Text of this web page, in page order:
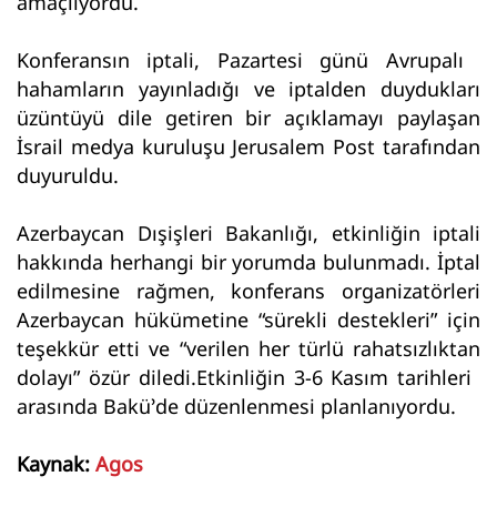
Konferansın iptali, Pazartesi günü Avrupalı ​​
hahamların yayınladığı ve iptalden duydukları
üzüntüyü dile getiren bir açıklamayı paylaşan
İsrail medya kuruluşu Jerusalem Post tarafından
duyuruldu.
Azerbaycan Dışişleri Bakanlığı, etkinliğin iptali
hakkında herhangi bir yorumda bulunmadı. İptal
edilmesine rağmen, konferans organizatörleri
Azerbaycan hükümetine “sürekli destekleri” için
teşekkür etti ve “verilen her türlü rahatsızlıktan
dolayı” özür diledi.Etkinliğin 3-6 Kasım tarihleri ​​
arasında Bakü’de düzenlenmesi planlanıyordu.
Kaynak: Agos